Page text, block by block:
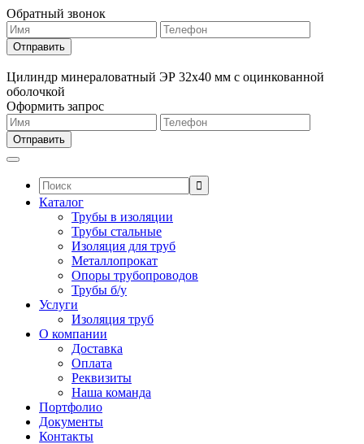
Обратный звонок
Цилиндр минераловатный ЭР 32х40 мм с оцинкованной
оболочкой
Оформить запрос
Поиск:
Каталог
Трубы в изоляции
Трубы стальные
Изоляция для труб
Металлопрокат
Опоры трубопроводов
Трубы б/у
Услуги
Изоляция труб
О компании
Доставка
Оплата
Реквизиты
Наша команда
Портфолио
Документы
Контакты